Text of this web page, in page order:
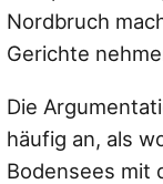
Nordbruch
Gerichte
Die
häufig an, als
Bodensees mit